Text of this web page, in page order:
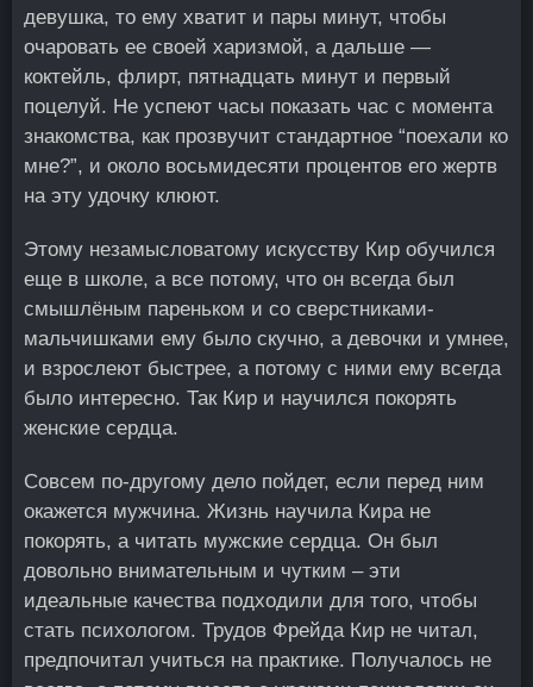
девушка, то ему хватит и пары минут, чтобы
очаровать ее своей харизмой, а дальше —
коктейль, флирт, пятнадцать минут и первый
поцелуй. Не успеют часы показать час с момента
знакомства, как прозвучит стандартное “поехали ко
мне?”, и около восьмидесяти процентов его жертв
на эту удочку клюют.
Этому незамысловатому искусству Кир обучился
еще в школе, а все потому, что он всегда был
смышлёным пареньком и со сверстниками-
мальчишками ему было скучно, а девочки и умнее,
и взрослеют быстрее, а потому с ними ему всегда
было интересно. Так Кир и научился покорять
женские сердца.
Совсем по-другому дело пойдет, если перед ним
окажется мужчина. Жизнь научила Кира не
покорять, а читать мужские сердца. Он был
довольно внимательным и чутким – эти
идеальные качества подходили для того, чтобы
стать психологом. Трудов Фрейда Кир не читал,
предпочитал учиться на практике. Получалось не